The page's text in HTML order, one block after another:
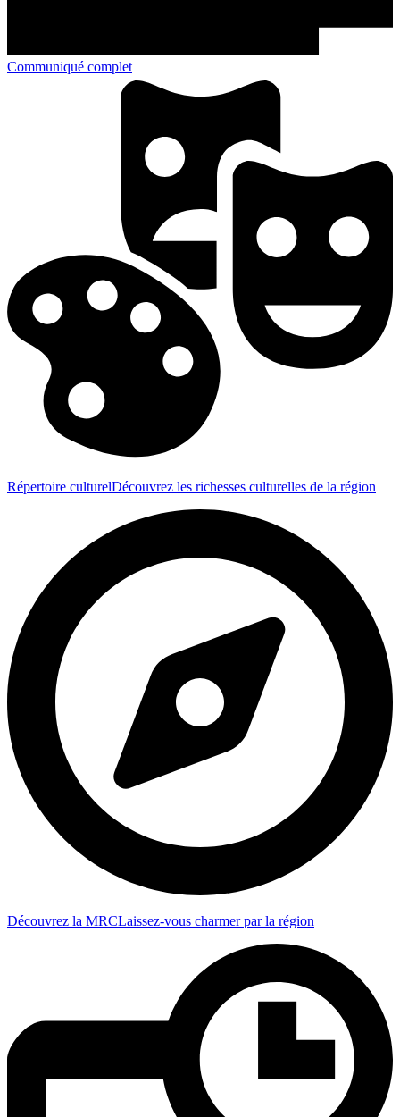
Communiqué complet
Répertoire culturelDécouvrez les richesses culturelles de la région
Découvrez la MRCLaissez-vous charmer par la région